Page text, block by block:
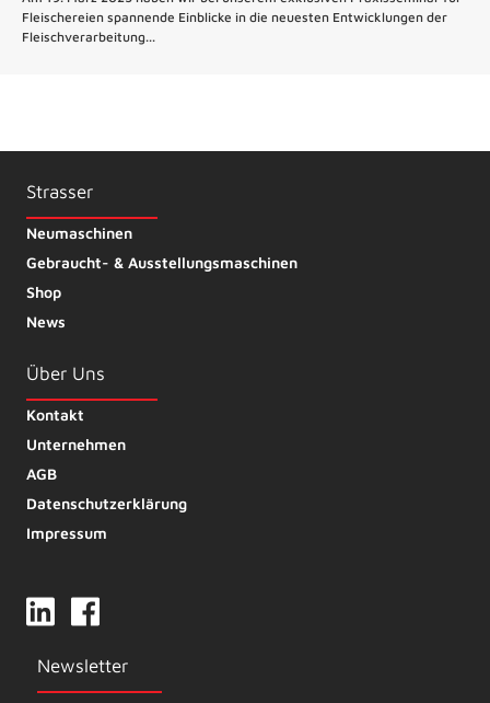
Fleischereien spannende Einblicke in die neuesten Entwicklungen der
Fleischverarbeitung...
Strasser
Neumaschinen
Gebraucht- & Ausstellungsmaschinen
Shop
News
Über Uns
Kontakt
Unternehmen
AGB
Datenschutzerklärung
Impressum
Newsletter